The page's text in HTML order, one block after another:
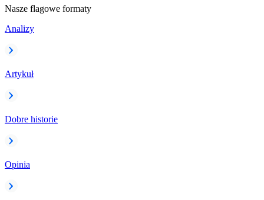
Nasze flagowe formaty
Analizy
Artykuł
Dobre historie
Opinia